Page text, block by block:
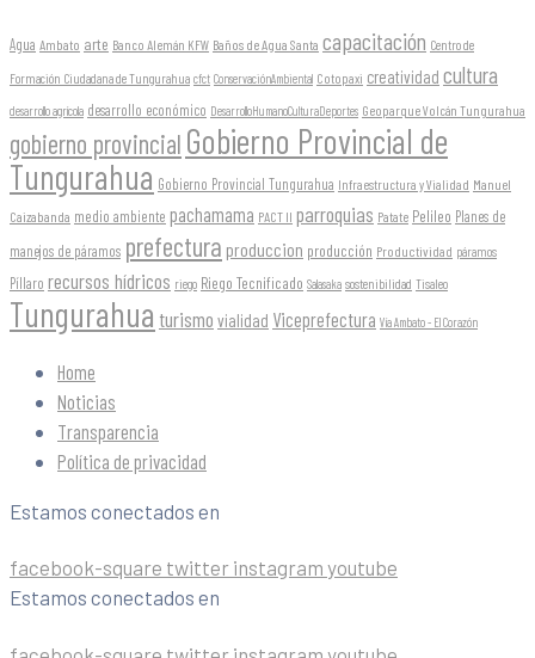
Agua Ambato arte Banco Alemán KFW Baños de Agua Santa capacitación Centro de
Formación Ciudadana de Tungurahua cfct ConservaciónAmbiental Cotopaxi creatividad cultura
desarrollo agrícola desarrollo económico DesarrolloHumanoCulturaDeportes Geoparque Volcán Tungurahua
gobierno provincial Gobierno Provincial de
Tungurahua Gobierno Provincial Tungurahua Infraestructura y Vialidad Manuel
Caizabanda medio ambiente pachamama PACT II parroquias Patate Pelileo Planes de
manejos de páramos prefectura produccion producción Productividad páramos
Píllaro recursos hídricos riego Riego Tecnificado Salasaka sostenibilidad Tisaleo
Tungurahua turismo vialidad Viceprefectura Vía Ambato - El Corazón
Home
Noticias
Transparencia
Política de privacidad
Estamos conectados en
facebook-square twitter instagram youtube
Estamos conectados en